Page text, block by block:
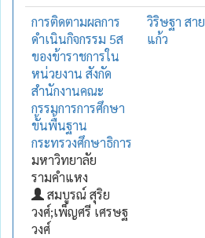
การติดตามผลการ
ดำเนินกิจกรรม 5ส
ของข้าราชการใน
หน่วยงาน สังกัด
สำนักงานคณะ
กรรมการการศึกษา
ขั้นพื้นฐาน
กระทรวงศึกษาธิการ
มหาวิทยาลัย
รามคำแหง
สมบูรณ์ สุริย
วงศ์;เพ็ญศรี เศรษฐ
วงศ์
วิริษฐา สาย
แก้ว